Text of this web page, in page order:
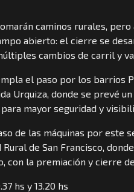
caminos rurales,
abierto: el cierre se
cambios de carril y
el paso por los barrios
Urquiza, donde se prevé
mayor seguridad y
de las máquinas por este
Rural de San Francisco,
con la premiación y cierre
hs y 13.20 hs